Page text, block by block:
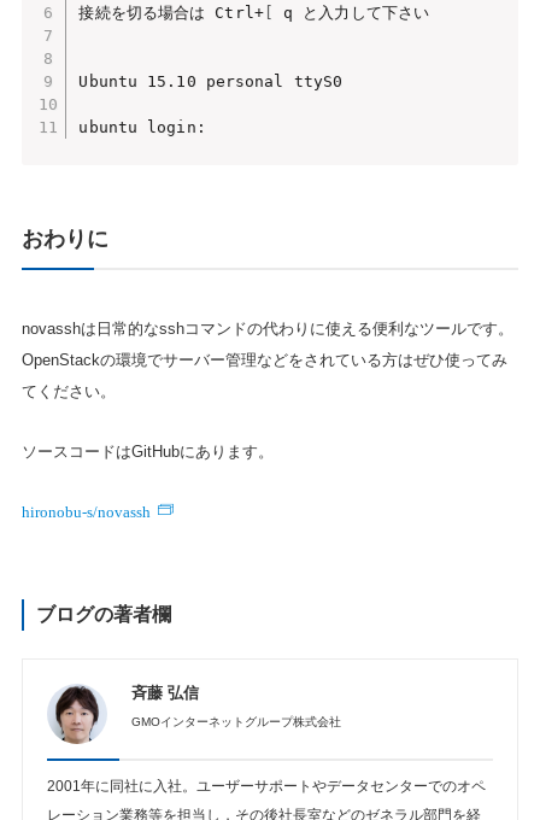
接続を切る場合は Ctrl+[ q と入力して下さい
Ubuntu 15.10 personal ttyS0
ubuntu login:
おわりに
novasshは日常的なsshコマンドの代わりに使える便利なツールです。
OpenStackの環境でサーバー管理などをされている方はぜひ使ってみ
てください。
ソースコードはGitHubにあります。
hironobu-s/novassh
ブログの著者欄
斉藤 弘信
GMOインターネットグループ株式会社
2001年に同社に入社。ユーザーサポートやデータセンターでのオペ
レーション業務等を担当し，その後社長室などのゼネラル部門を経